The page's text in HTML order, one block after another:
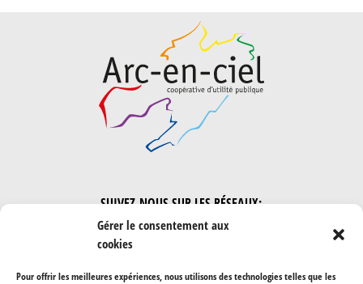
Gérer le consentement aux
cookies
Pour offrir les meilleures expériences, nous utilisons des technologies telles que les
SUIVEZ-NOUS SUR LES RÉSEAUX: